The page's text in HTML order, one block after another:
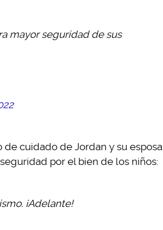
mayor seguridad de sus
cuidado de Jordan y su esposa
por el bien de los niños:
¡Adelante!